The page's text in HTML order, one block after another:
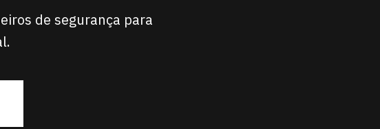
de segurança para